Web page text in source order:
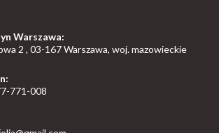
Warszawa:
2 , 03-167 Warszawa, woj. mazowieckie
771-008